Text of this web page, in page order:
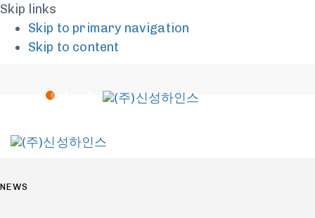
Skip links
Skip to primary navigation
Skip to content
IN:
NEWS